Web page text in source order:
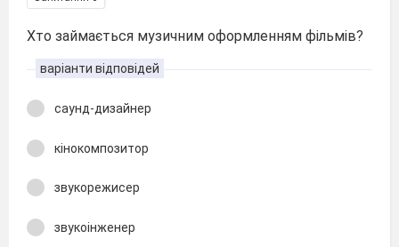
Хто займається музичним оформленням фільмів?
варіанти відповідей
саунд-дизайнер
кінокомпозитор
звукорежисер
звукоінженер